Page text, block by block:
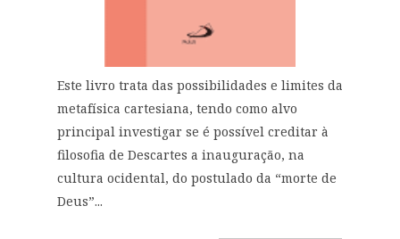
Este livro trata das possibilidades e limites da
metafísica cartesiana, tendo como alvo
principal investigar se é possível creditar à
filosofia de Descartes a inauguração, na
cultura ocidental, do postulado da “morte de
Deus”...